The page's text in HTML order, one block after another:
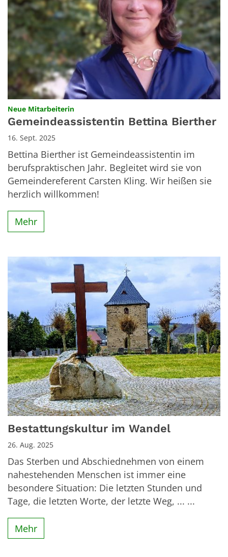
Neue Mitarbeiterin
Gemeindeassistentin Bettina Bierther
16. Sept. 2025
Bettina Bierther ist Gemeindeassistentin im
berufspraktischen Jahr. Begleitet wird sie von
Gemeindereferent Carsten Kling. Wir heißen sie
herzlich willkommen!
Mehr
Bestattungskultur im Wandel
26. Aug. 2025
Das Sterben und Abschiednehmen von einem
nahestehenden Menschen ist immer eine
besondere Situation: Die letzten Stunden und
Tage, die letzten Worte, der letzte Weg, ... ...
Mehr